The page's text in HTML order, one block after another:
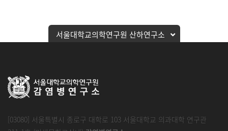
서울대학교의학연구원 산하연구소
[03080] 서울특별시 종로구 대학로 103 서울대학교 의과대학 연구관